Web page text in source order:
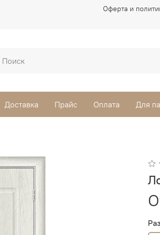
Оферта и
Доставка Прайс Оплата Для